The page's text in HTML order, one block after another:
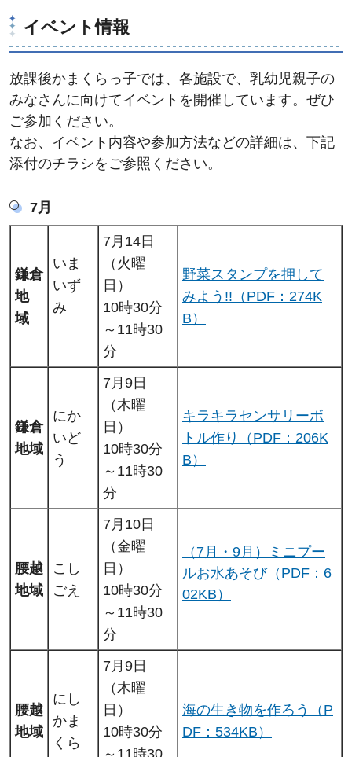
イベント情報
放課後かまくらっ子では、各施設で、乳幼児親子の
みなさんに向けてイベントを開催しています。ぜひ
ご参加ください。
なお、イベント内容や参加方法などの詳細は、下記
添付のチラシをご参照ください。
7月
鎌倉
地
域
いま
いず
み
7月14日
（火曜
日）
10時30分
～11時30
分
野菜スタンプを押して
みよう!!（PDF：274K
B）
鎌倉
地域
にか
いど
う
7月9日
（木曜
日）
10時30分
～11時30
分
キラキラセンサリーボ
トル作り（PDF：206K
B）
腰越
地域
こし
ごえ
7月10日
（金曜
日）
10時30分
～11時30
分
（7月・9月）ミニプー
ルお水あそび（PDF：6
02KB）
腰越
地域
にし
かま
くら
7月9日
（木曜
日）
10時30分
海の生き物を作ろう（P
DF：534KB）